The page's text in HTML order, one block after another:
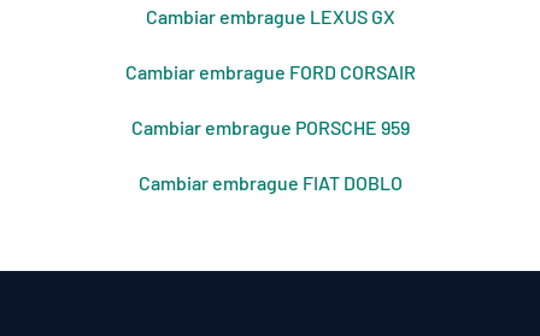
Cambiar embrague LEXUS GX
Cambiar embrague FORD CORSAIR
Cambiar embrague PORSCHE 959
Cambiar embrague FIAT DOBLO